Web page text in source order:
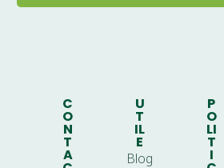
C
O
N
T
A
U
T
IL
E
Blog
P
O
LI
T
I